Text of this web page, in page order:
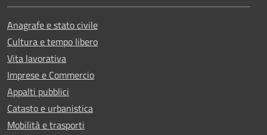
Anagrafe e stato civile
Cultura e tempo libero
Vita lavorativa
Imprese e Commercio
Appalti pubblici
Catasto e urbanistica
Mobilità e trasporti